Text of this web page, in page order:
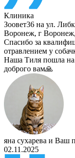
Клиника
Зоовет36 на ул.
Воронеж, г
Спасибо за
отравлением у
Наша Тиля пошла на
доброго вам🙏
яна сухарева и Ваш
02.11.2025